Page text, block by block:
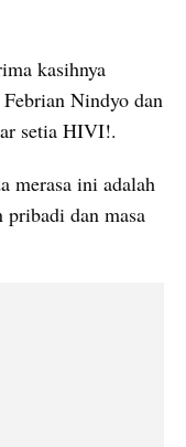
kasihnya
Nindyo dan
setia HIVI!.
merasa ini adalah
pribadi dan masa